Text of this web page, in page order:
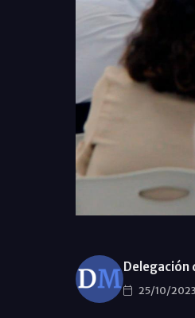
Delegación
25/10/2023